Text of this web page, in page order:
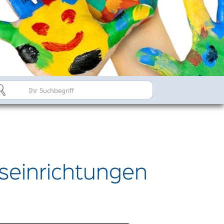
Land
Bürgerinfo A-Z
Dorfregion /
Suderburg - Stahlbachtal